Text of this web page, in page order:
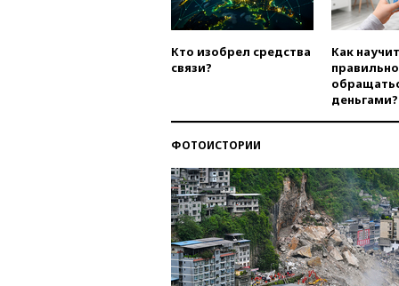
Кто изобрел средства
связи?
Как
правильно
деньгами?
ФОТОИСТОРИИ